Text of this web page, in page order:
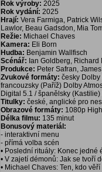
Rok výroby: 2025
Rok vydání: 2025
Hrají: Vera Farmiga, Patrick
Lawlor, Beau Gadsdon, Mia
Režie: Michael Chaves
Kamera: Eli Born
Hudba: Benjamin Wallfisch
Scénář: Ian Goldberg,
Produkce: Peter Safran,
Zvukové formáty: česky
francouzsky (Paříž) Dolby
Digital 5.1 / španělsky
Titulky: české, anglické pro
Obrazové formáty: 1080p
Délka filmu: 135 minut
Bonusový materiál:
- interaktivní menu
- přímá volba scén
• Poslední rituály: Konec jedné
• V zajetí démonů: Jak se tvoří
• Michael Chaves: Ten, kdo věří